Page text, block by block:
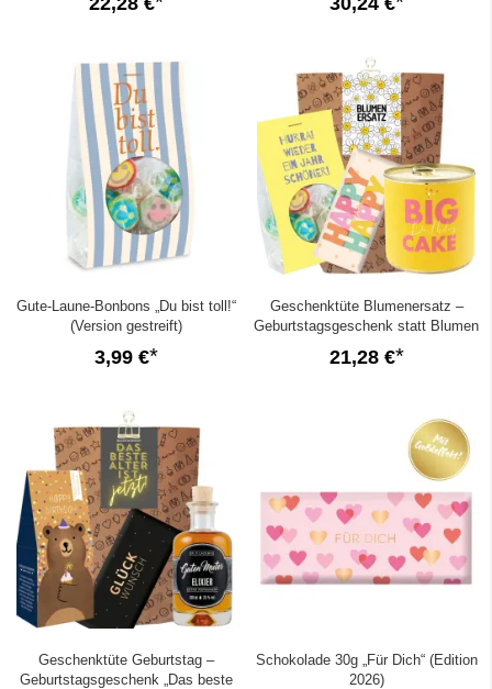
Gute-Laune-Bonbons „Du bist toll!“
(Version gestreift)
3,99 €
Geschenktüte Blumenersatz –
Geburtstagsgeschenk statt Blumen
21,28 €
Geschenktüte Geburtstag –
Geburtstagsgeschenk „Das beste
Schokolade 30g „Für Dich“ (Edition
2026)